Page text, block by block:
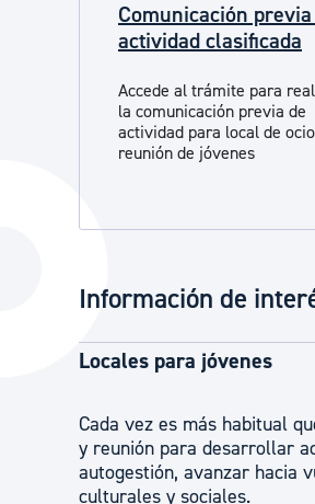
Participación
Deporte
La ciudad ahora
Descubre la ciudad
Comunicación previa
actividad clasificada
Accede al trámite para
la comunicación previa de
actividad para local de
reunión de jóvenes
Información de
Locales para jóvenes
Cada vez es más habitual
y reunión para desarrollar
autogestión, avanzar hacia
culturales y sociales.